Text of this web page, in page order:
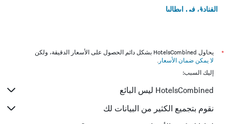
الفنادق في إيطاليا
*
يحاول HotelsCombined بشكل دائم الحصول على الأسعار الدقيقة، ولكن
لا يمكن ضمان الأسعار .
إليك السبب:
HotelsCombined ليس البائع
نقوم بتجميع الكثير من البيانات لك